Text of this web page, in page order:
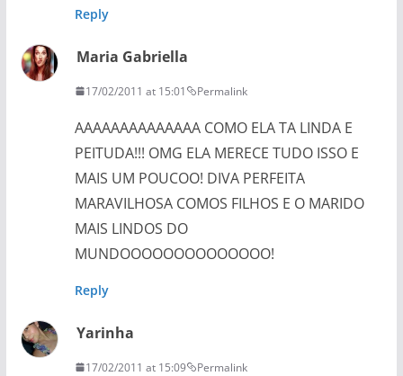
Reply
Maria Gabriella
17/02/2011 at 15:01 Permalink
AAAAAAAAAAAAAA COMO ELA TA LINDA E
PEITUDA!!! OMG ELA MERECE TUDO ISSO E
MAIS UM POUCOO! DIVA PERFEITA
MARAVILHOSA COMOS FILHOS E O MARIDO
MAIS LINDOS DO
MUNDOOOOOOOOOOOOOO!
Reply
Yarinha
17/02/2011 at 15:09 Permalink